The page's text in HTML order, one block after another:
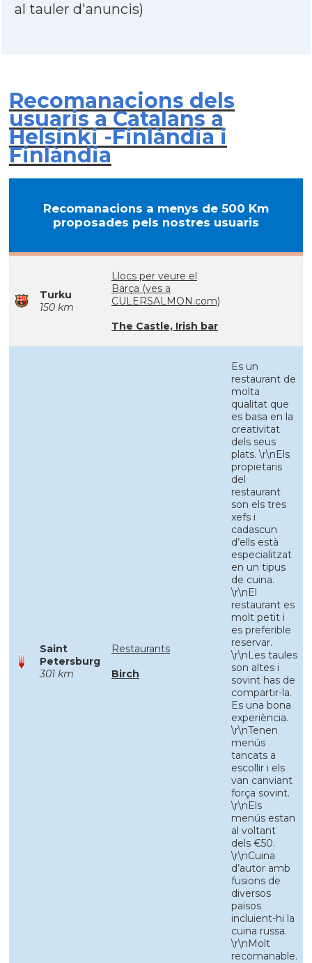
al tauler d'anuncis)
Recomanacions dels
usuaris a Catalans a
Helsinki -Finlàndia i
Finlàndia
Recomanacions a menys de 500 Km
proposades pels nostres usuaris
Turku
150 km
Llocs per veure el
Barça (ves a
CULERSALMON.com)
The Castle, Irish bar
Saint
Petersburg
301 km
Restaurants
Birch
Es un
restaurant de
molta
qualitat que
es basa en la
creativitat
dels seus
plats. \r\nEls
propietaris
del
restaurant
son els tres
xefs i
cadascun
d’ells està
especialitzat
en un tipus
de cuina.
\r\nEl
restaurant es
molt petit i
es preferible
reservar.
\r\nLes taules
son altes i
sovint has de
compartir-la.
Es una bona
experiència.
\r\nTenen
menús
tancats a
escollir i els
van canviant
força sovint.
\r\nEls
menús estan
al voltant
dels €50.
\r\nCuina
d’autor amb
fusions de
diversos
països
incluient-hi la
cuina russa.
\r\nMolt
recomanable.